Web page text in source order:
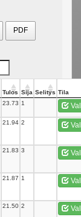
PDF
Tulos Sija Selitys Tila
23.73 1
21.94 2
21.83 3
21.87 1
21.50 2